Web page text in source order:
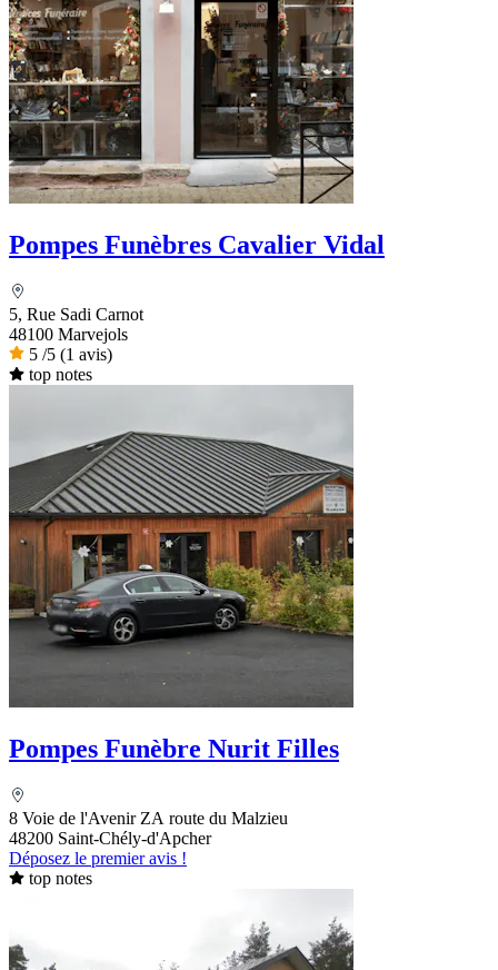
Pompes Funèbres Cavalier Vidal
5, Rue Sadi Carnot
48100 Marvejols
5 /5 (1 avis)
top notes
Pompes Funèbre Nurit Filles
8 Voie de l'Avenir ZA route du Malzieu
48200 Saint-Chély-d'Apcher
Déposez le premier avis !
top notes